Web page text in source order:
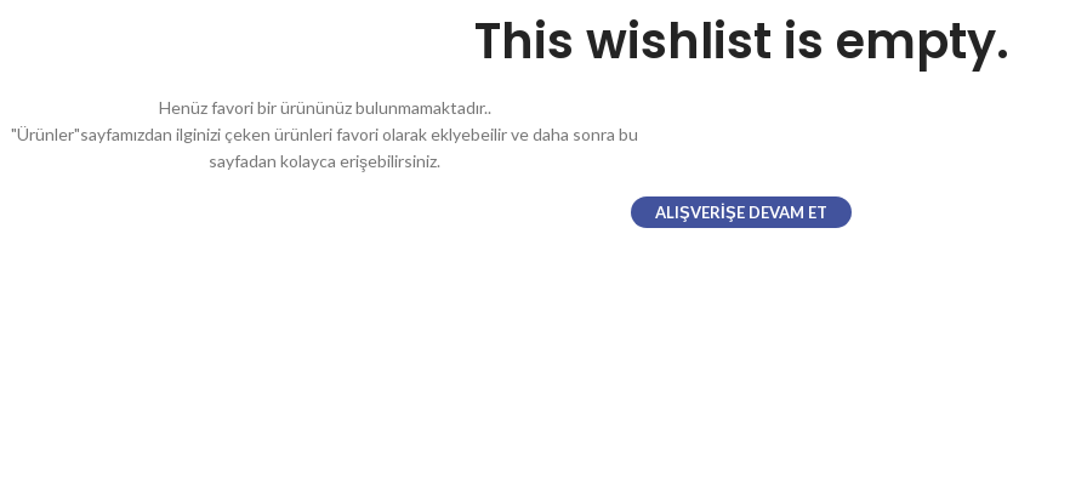
This wishlist is empty.
Henüz favori bir ürününüz bulunmamaktadır..
"Ürünler"sayfamızdan ilginizi çeken ürünleri favori olarak eklyebeilir ve daha sonra bu
sayfadan kolayca erişebilirsiniz.
ALIŞVERIŞE DEVAM ET